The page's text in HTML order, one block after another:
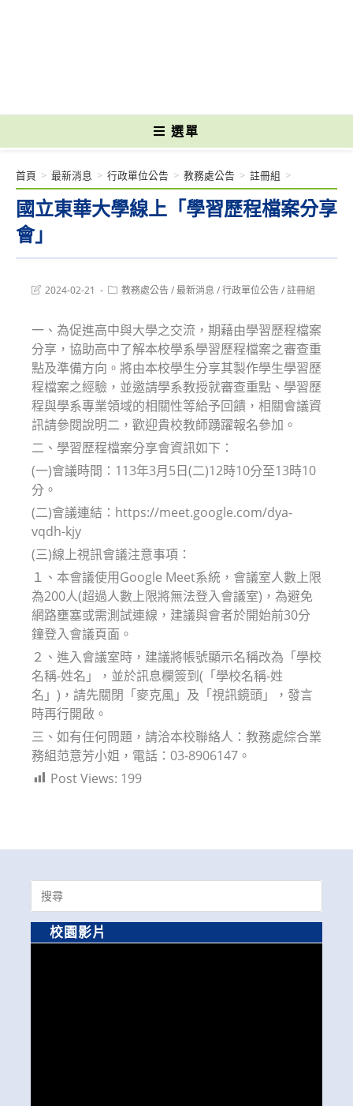
選單
國立東華大學線上「學習歷程檔案分享
會」
首頁 > 最新消息 > 行政單位公告 > 教務處公告 > 註冊組 >
Post2024-02-21
Post教務處公告/最新消息 /行政單位公告/註冊組
一、為促進高中與大學之交流，期藉由學習歷程檔案
分享，協助高中了解本校學系學習歷程檔案之審查重
點及準備方向。將由本校學生分享其製作學生學習歷
程檔案之經驗，並邀請學系教授就審查重點、學習歷
程與學系專業領域的相關性等給予回饋，相關會議資
訊請參閱說明二，歡迎貴校教師踴躍報名參加。
二、學習歷程檔案分享會資訊如下：
(一)會議時間：113年3月5日(二)12時10分至13時10
分。
(二)會議連結：https://meet.google.com/dya-
vqdh-kjy
(三)線上視訊會議注意事項：
１、本會議使用Google Meet系統，會議室人數上限
為200人(超過人數上限將無法登入會議室)，為避免
網路壅塞或需測試連線，建議與會者於開始前30分
鐘登入會議頁面。
２、進入會議室時，建議將帳號顯示名稱改為「學校
名稱-姓名」，並於訊息欄簽到(「學校名稱-姓
名」)，請先關閉「麥克風」及「視訊鏡頭」，發言
時再行開啟。
三、如有任何問題，請洽本校聯絡人：教務處綜合業
務組范意芳小姐，電話：03-8906147。
Post Views: 199
Search
for:
校園影片